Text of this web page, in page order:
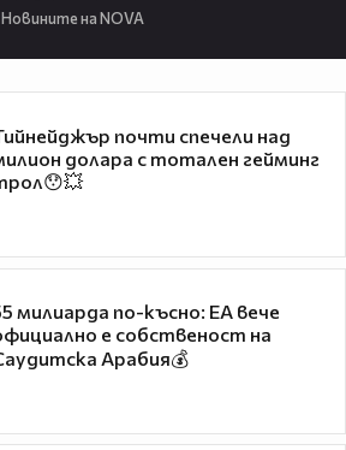
Новините на NOVA
почти спечели над
долара с тотален гейминг
милиарда по-късно: EA вече
е собственост на
Арабия💰